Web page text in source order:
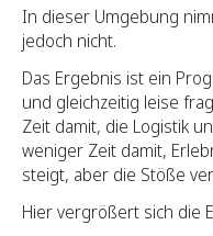
In dieser Umgebung
jedoch nicht.
Das Ergebnis ist ein
und gleichzeitig leise
Zeit damit, die Logistik
weniger Zeit damit,
steigt, aber die Stöße
Hier vergrößert sich die